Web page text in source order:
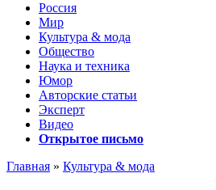
Россия
Мир
Культура & мода
Общество
Наука и техника
Юмор
Авторские статьи
Эксперт
Видео
Открытое письмо
Главная » Культура & мода